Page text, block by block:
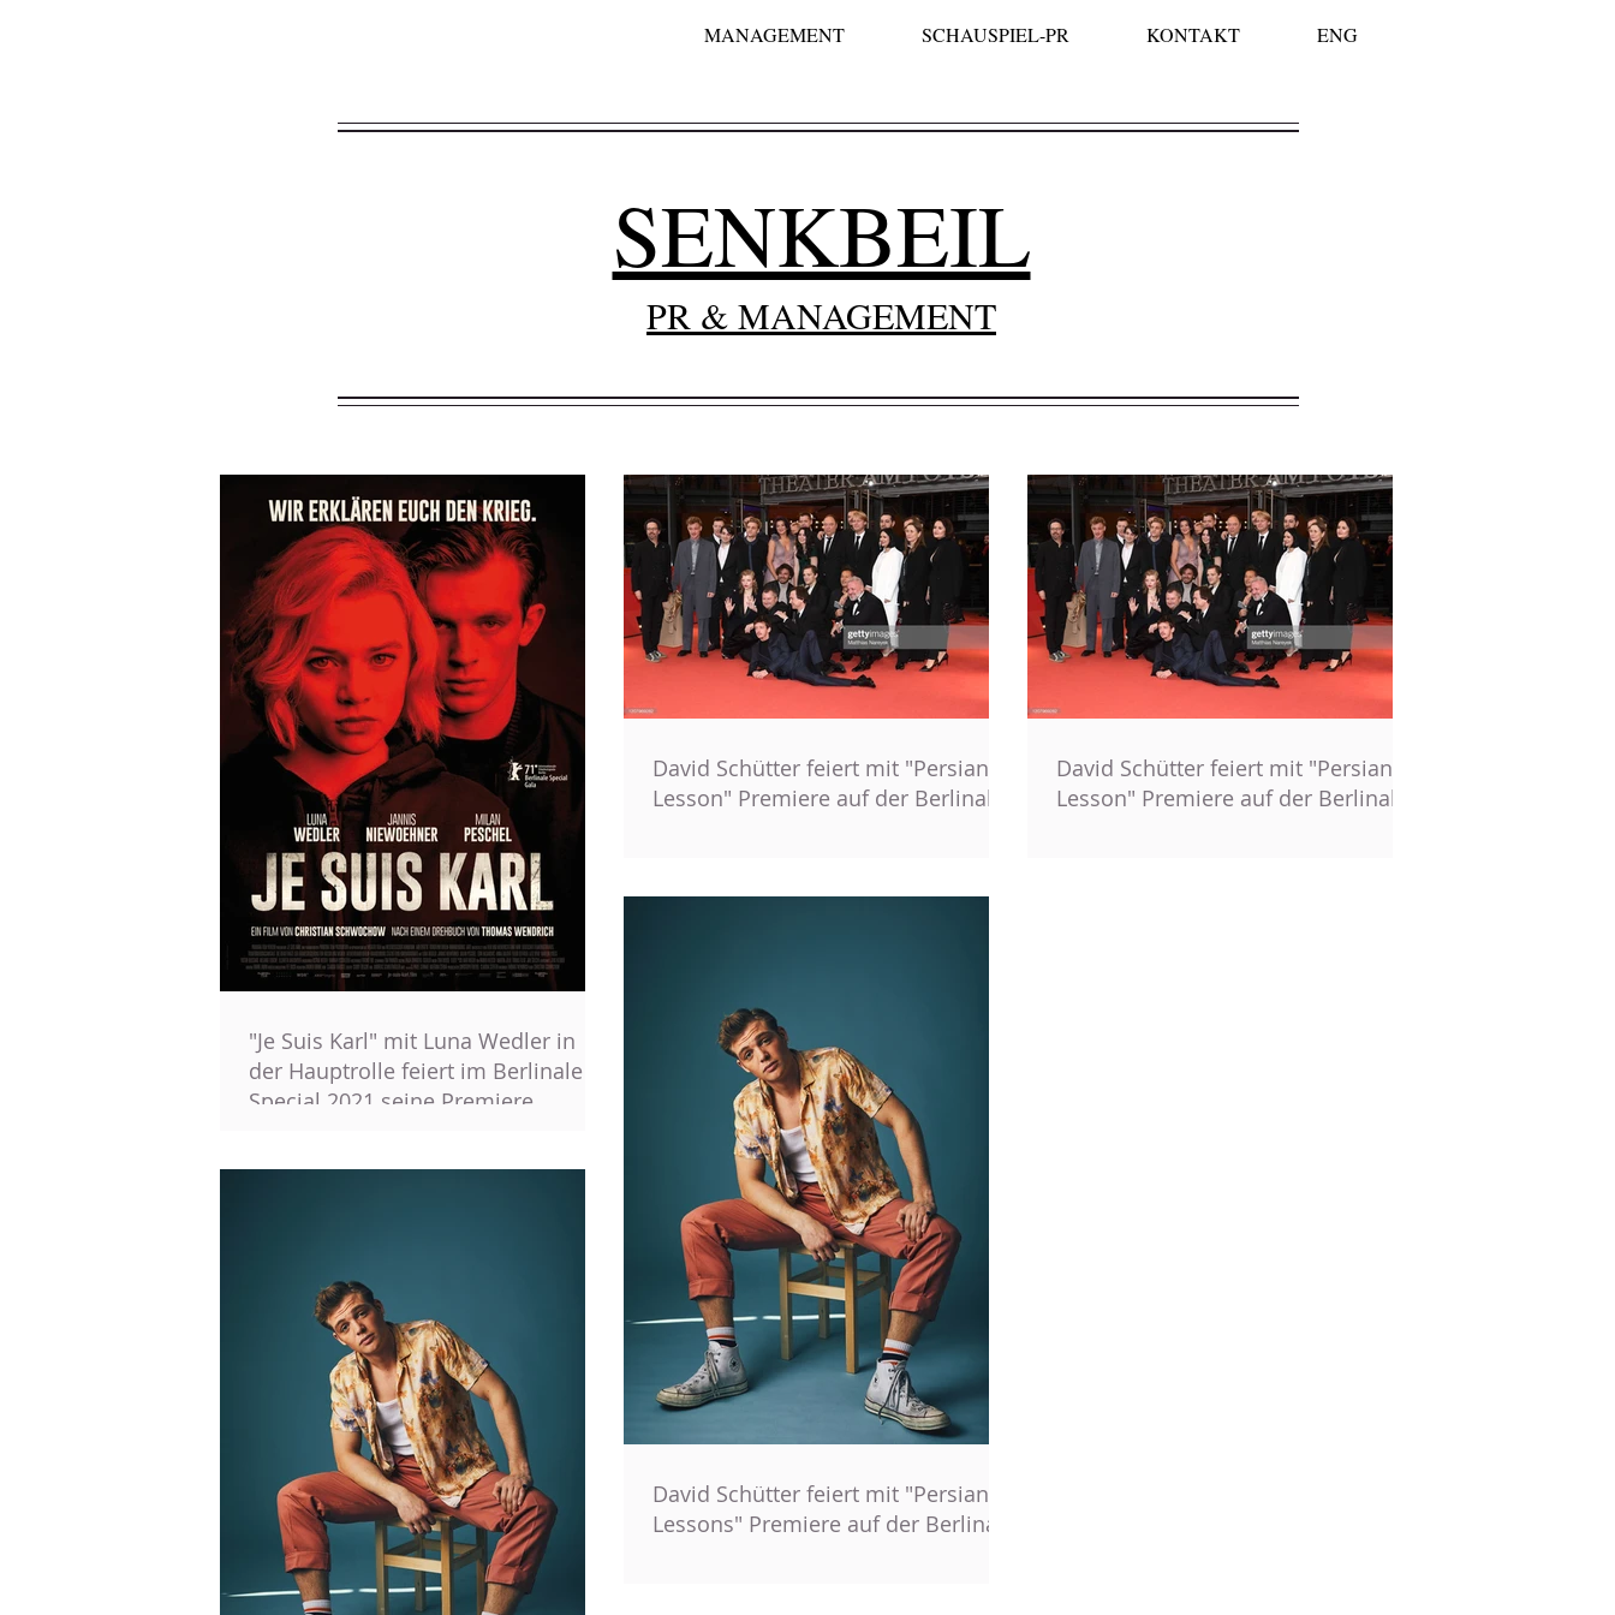
MANAGEMENT SCHAUSPIEL-PR KONTAKT ENG
SENKBEIL
PR & MANAGEMENT
"Je Suis Karl" mit Luna Wedler in
der Hauptrolle feiert im Berlinale
Special 2021 seine Premiere
David Schütter feiert mit "Persian
Lesson" Premiere auf der Berlinale
David Schütter feiert mit "Persian
Lesson" Premiere auf der Berlinale
David Schütter feiert mit "Persian
Lessons" Premiere auf der Berlinale